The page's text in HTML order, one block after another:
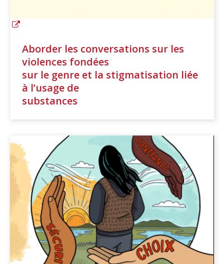
Aborder les conversations sur les
violences fondées
sur le genre et la stigmatisation liée
à l’usage de
substances